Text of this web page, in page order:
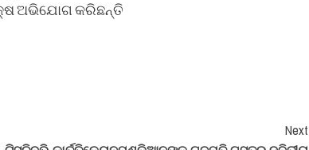
ଅଭିଯୋଗ କରିଛନ୍ତି
Next